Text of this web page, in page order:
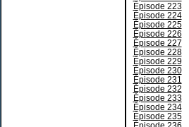
Épisode 223
Épisode 224
Épisode 225
Épisode 226
Épisode 227
Épisode 228
Épisode 229
Épisode 230
Épisode 231
Épisode 232
Épisode 233
Épisode 234
Épisode 235